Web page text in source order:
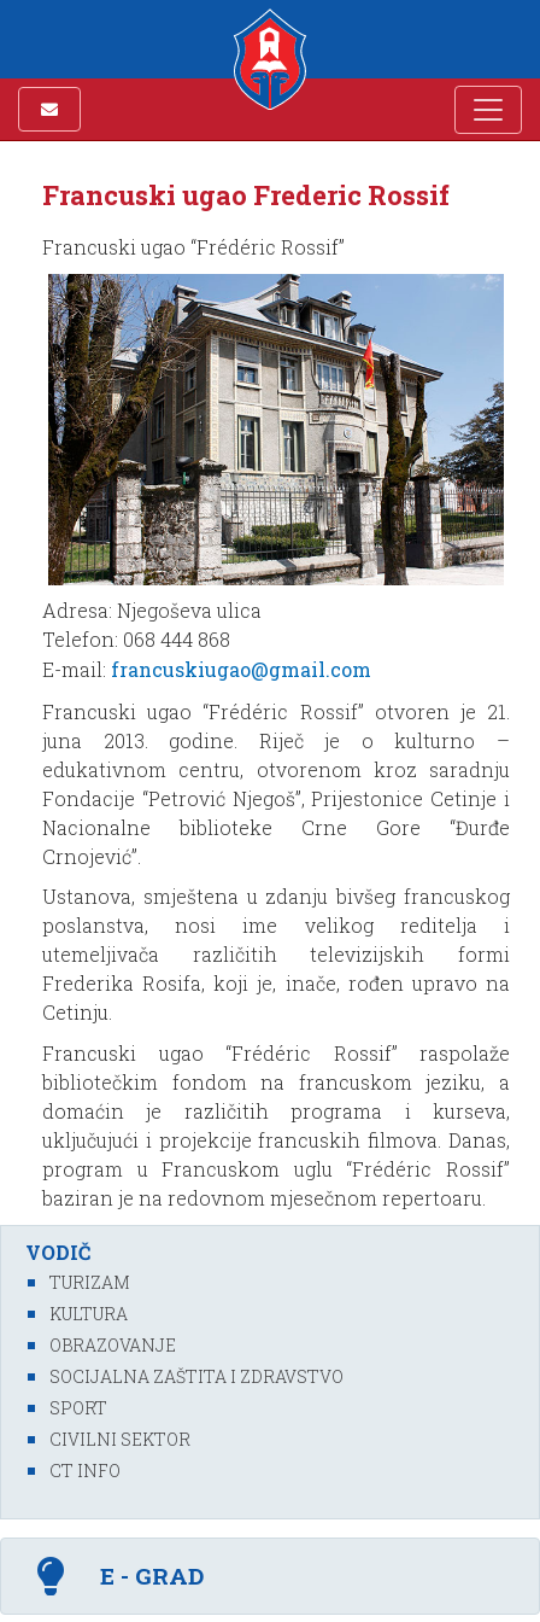
Francuski ugao Frederic Rossif
Francuski ugao “Frédéric Rossif”
Adresa: Njegoševa ulica
Telefon: 068 444 868
E-mail: francuskiugao@gmail.com
Francuski ugao “Frédéric Rossif” otvoren je 21.
juna 2013. godine. Riječ je o kulturno –
edukativnom centru, otvorenom kroz saradnju
Fondacije “Petrović Njegoš”, Prijestonice Cetinje i
Nacionalne biblioteke Crne Gore “Đurđe
Crnojević”.
Ustanova, smještena u zdanju bivšeg francuskog
poslanstva, nosi ime velikog reditelja i
utemeljivača različitih televizijskih formi
Frederika Rosifa, koji je, inače, rođen upravo na
Cetinju.
Francuski ugao “Frédéric Rossif” raspolaže
bibliotečkim fondom na francuskom jeziku, a
domaćin je različitih programa i kurseva,
uključujući i projekcije francuskih filmova. Danas,
program u Francuskom uglu “Frédéric Rossif”
baziran je na redovnom mjesečnom repertoaru.
VODIČ
TURIZAM
KULTURA
OBRAZOVANJE
SOCIJALNA ZAŠTITA I ZDRAVSTVO
SPORT
CIVILNI SEKTOR
CT INFO
E - GRAD